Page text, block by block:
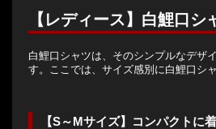
【レディース】白鯉口
白鯉口シャツは、そのシンプルなデザ
す。ここでは、サイズ感別に白鯉口シ
【S～Mサイズ】コンパクトに